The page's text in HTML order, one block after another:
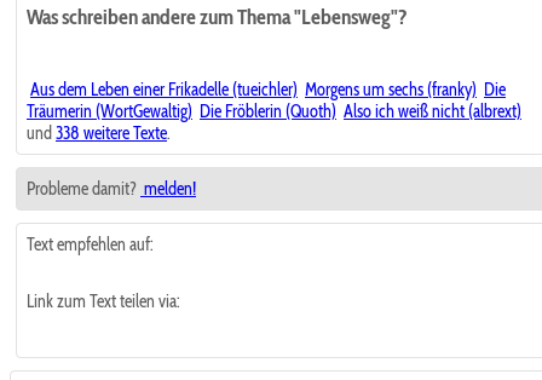
Was schreiben andere zum Thema "Lebensweg"?
Aus dem Leben einer Frikadelle (tueichler) Morgens um sechs (franky) Die
Träumerin (WortGewaltig) Die Fröblerin (Quoth) Also ich weiß nicht (albrext)
und 338 weitere Texte.
Probleme damit? melden!
Text empfehlen auf:
Link zum Text teilen via: